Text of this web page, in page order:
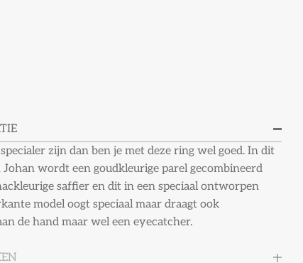
zijn dan ben je met deze ring wel goed. In dit
wordt een goudkleurige parel gecombineerd
saffier en dit in een speciaal ontworpen
model oogt speciaal maar draagt ook
de hand maar wel een eyecatcher.